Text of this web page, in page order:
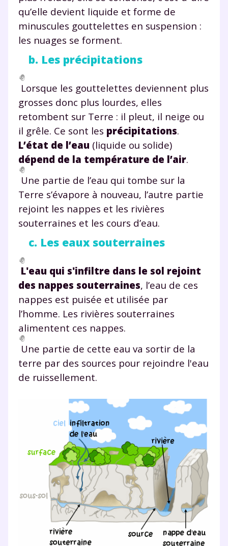
qu’elle devient liquide et forme de
minuscules gouttelettes en suspension :
les nuages se forment.
b. Les précipitations
Lorsque les gouttelettes deviennent plus
grosses donc plus lourdes, elles
retombent sur Terre : il pleut, il neige ou
il grêle. Ce sont les précipitations.
L’état de l’eau (liquide ou solide)
dépend de la température de l’air.
Une partie de l’eau qui tombe sur la
Terre s’évapore à nouveau, l’autre partie
rejoint les nappes et les rivières
souterraines et les cours d’eau.
c. Les eaux souterraines
L'eau qui s'infiltre dans le sol rejoint
des nappes souterraines, l’eau de ces
nappes est puisée et utilisée par
l’homme. Les rivières souterraines
alimentent ces nappes.
Une partie de cette eau va sortir de la
terre par des sources pour rejoindre l'eau
de ruissellement.